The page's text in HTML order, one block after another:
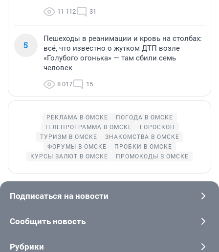
11 112 31
5
Пешеходы в реанимации и кровь на столбах:
всё, что известно о жутком ДТП возле
«Голубого огонька» — там сбили семь
человек
8 017 15
РЕКЛАМА В ОМСКЕ
ПОГОДА В ОМСКЕ
ТЕЛЕПРОГРАММА В ОМСКЕ
ГОРОСКОП
ТУРИЗМ В ОМСКЕ
ЗНАКОМСТВА В ОМСКЕ
ФОРУМЫ В ОМСКЕ
ПРОБКИ В ОМСКЕ
КУРСЫ ВАЛЮТ В ОМСКЕ
ПРОМОКОДЫ В ОМСКЕ
Подписаться на новости
Сообщить новость
Рубрики